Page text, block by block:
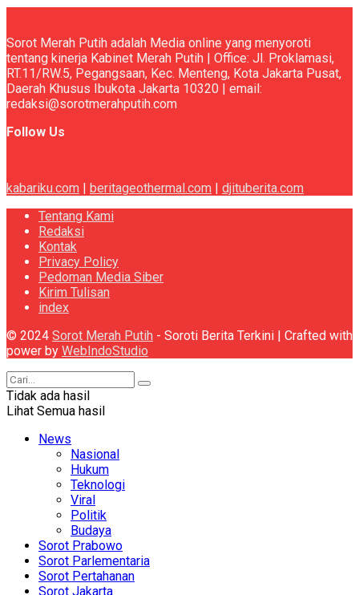
Sorot Merah Putih adalah Media online yang menyoroti
tentang kinerja Kabinet Merah Putih | Office: Jl. Proklamasi,
RT.11/RW.5, Pegangsaan, Kec. Menteng, Kota Jakarta Pusat,
Daerah Khusus Ibukota Jakarta 10320 | email:
redaksi@sorotmerahputih.com
Follow Us
kabariku.com beritageothermal.com
djituberita.com
Tentang Kami
Redaksi
Kontak
Privacy Policy
Pedoman Media Siber
Kirim Tulisan
index
© 2024 Sorot Merah Putih - Soroti Berita Terkini | Crafted with
power by WebIndoStudio
Tidak ada hasil
Lihat Semua hasil
News
Nasional
Hukum
Teknologi
Viral
Politik
Budaya
Sorot Prabowo
Sorot Parlementaria
Sorot Pertahanan
Sorot Jakarta